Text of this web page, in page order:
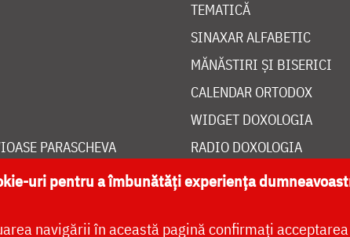
PARASCHEVA
TEMATICĂ
SINAXAR ALFABETIC
MĂNĂSTIRI ȘI BISERICI
CALENDAR ORTODOX
WIDGET DOXOLOGIA
RADIO DOXOLOGIA
uri pentru a îmbunătăți experiența
navigării în această pagină confirmați